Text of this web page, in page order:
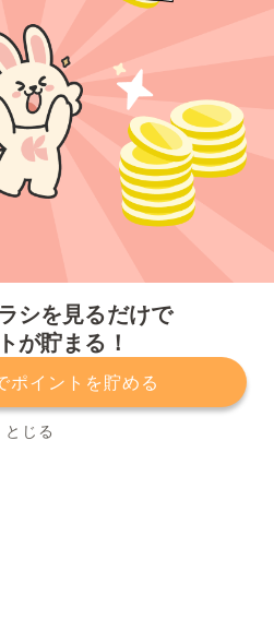
シを見るだけで
が貯まる！
ポイントを貯める
とじる
利用規約
運営会社
合わせ